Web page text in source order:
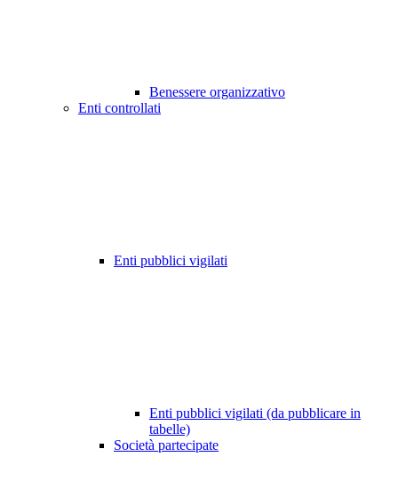
Benessere organizzativo
Enti controllati
Enti pubblici vigilati
Enti pubblici vigilati (da pubblicare in
tabelle)
Società partecipate